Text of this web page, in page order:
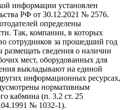
информации установлен
РФ от 30.12.2021 № 2576.
определены
Так, компании, в которых
сотрудников за прошедший год
сведения о наличии
мест, оборудованных для
выкладывают на единой
информационных ресурсах,
нормативным
кабмина (п. 3.2 ст. 25
№ 1032-1).